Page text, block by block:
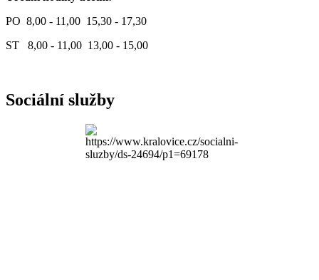
PO 8,00 - 11,00 15,30 - 17,30
ST 8,00 - 11,00 13,00 - 15,00
Sociální služby